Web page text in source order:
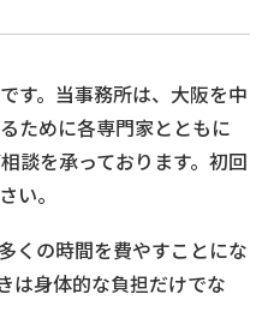
す。当事務所は、大阪を中
ために各専門家とともに
談を承っております。初回
い。
くの時間を費やすことにな
は身体的な負担だけでな